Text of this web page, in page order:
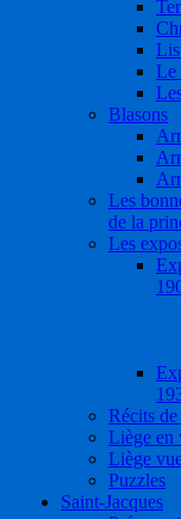
Le
Blasons
Les
de la
Les
Récits
Liège en
Liège
Puzzles
Saint-Jacques